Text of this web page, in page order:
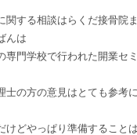
関する相談はらくだ接骨院
んは
専門学校で行われた開業セ
士の方の意見はとても参考
けどやっぱり準備すること